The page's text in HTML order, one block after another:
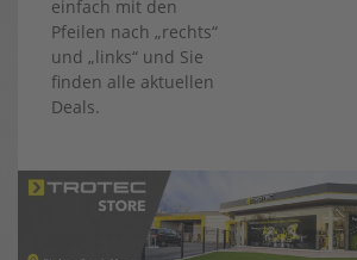
einfach mit den
Pfeilen nach „rechts“
und „links“ und Sie
finden alle aktuellen
Deals.